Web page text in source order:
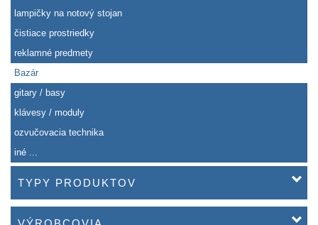
lampičky na notový stojan
čistiace prostriedky
reklamné predmety
Bazár
gitary / basy
klávesy / moduly
ozvučovacia technika
iné ...
TYPY PRODUKTOV